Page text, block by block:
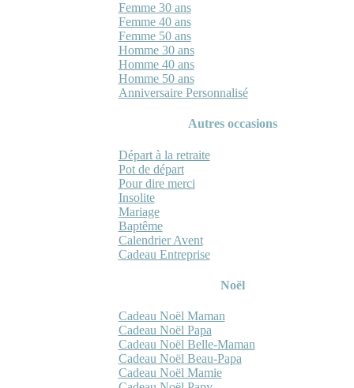
Femme 30 ans
Femme 40 ans
Femme 50 ans
Homme 30 ans
Homme 40 ans
Homme 50 ans
Anniversaire Personnalisé
Autres occasions
Départ à la retraite
Pot de départ
Pour dire merci
Insolite
Mariage
Baptême
Calendrier Avent
Cadeau Entreprise
Noël
Cadeau Noël Maman
Cadeau Noël Papa
Cadeau Noël Belle-Maman
Cadeau Noël Beau-Papa
Cadeau Noël Mamie